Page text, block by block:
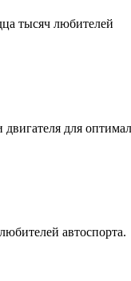
тысяч любителей
для
автоспорта.